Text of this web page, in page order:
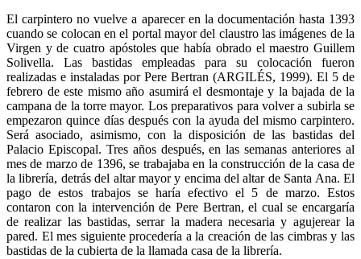
El carpintero no vuelve a aparecer en la documentación hasta 1393
cuando se colocan en el portal mayor del claustro las imágenes de la
Virgen y de cuatro apóstoles que había obrado el maestro Guillem
Solivella. Las bastidas empleadas para su colocación fueron
realizadas e instaladas por Pere Bertran (ARGILÉS, 1999). El 5 de
febrero de este mismo año asumirá el desmontaje y la bajada de la
campana de la torre mayor. Los preparativos para volver a subirla se
empezaron quince días después con la ayuda del mismo carpintero.
Será asociado, asimismo, con la disposición de las bastidas del
Palacio Episcopal. Tres años después, en las semanas anteriores al
mes de marzo de 1396, se trabajaba en la construcción de la casa de
la librería, detrás del altar mayor y encima del altar de Santa Ana. El
pago de estos trabajos se haría efectivo el 5 de marzo. Estos
contaron con la intervención de Pere Bertran, el cual se encargaría
de realizar las bastidas, serrar la madera necesaria y agujerear la
pared. El mes siguiente procedería a la creación de las cimbras y las
bastidas de la cubierta de la llamada casa de la librería.